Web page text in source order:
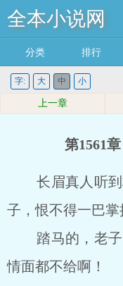
全本小说网
分类 排行
字: 大 中 小
上一章
第1561
长眉真人听到
子，恨不得一巴掌
踏马的，老子
情面都不给啊！